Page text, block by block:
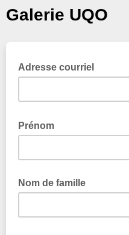
Galerie UQO
Adresse courriel
Prénom
Nom de famille